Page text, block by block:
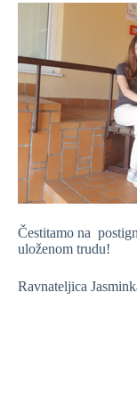
Čestitamo na
uloženom trudu!
Ravnateljica